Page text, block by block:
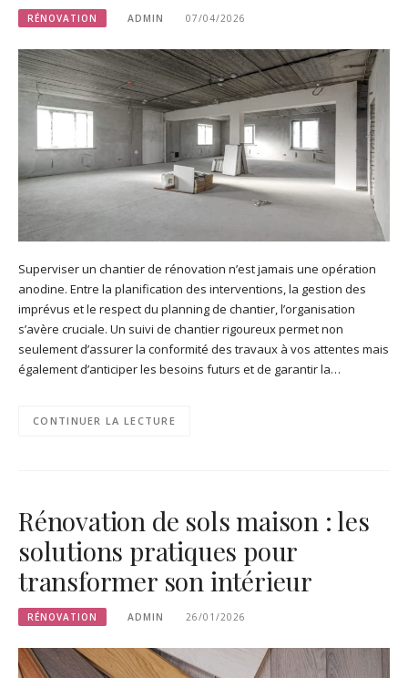
RÉNOVATION ADMIN 07/04/2026
Superviser un chantier de rénovation n’est jamais une opération
anodine. Entre la planification des interventions, la gestion des
imprévus et le respect du planning de chantier, l’organisation
s’avère cruciale. Un suivi de chantier rigoureux permet non
seulement d’assurer la conformité des travaux à vos attentes mais
également d’anticiper les besoins futurs et de garantir la…
CONTINUER LA LECTURE
Rénovation de sols maison : les
solutions pratiques pour
transformer son intérieur
RÉNOVATION ADMIN 26/01/2026